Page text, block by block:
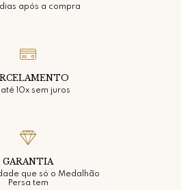
após a compra
até 10x sem juros
GARANTIA
que só o Medalhão
Persa tem